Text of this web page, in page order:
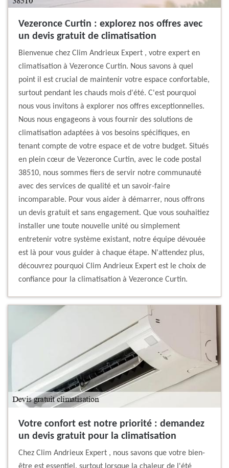
Vezeronce Curtin : explorez nos offres avec
un devis gratuit de climatisation
Bienvenue chez Clim Andrieux Expert , votre expert en
climatisation à Vezeronce Curtin. Nous savons à quel
point il est crucial de maintenir votre espace confortable,
surtout pendant les chauds mois d'été. C'est pourquoi
nous vous invitons à explorer nos offres exceptionnelles.
Nous nous engageons à vous fournir des solutions de
climatisation adaptées à vos besoins spécifiques, en
tenant compte de votre espace et de votre budget. Situés
en plein cœur de Vezeronce Curtin, avec le code postal
38510, nous sommes fiers de servir notre communauté
avec des services de qualité et un savoir-faire
incomparable. Pour vous aider à démarrer, nous offrons
un devis gratuit et sans engagement. Que vous souhaitiez
installer une toute nouvelle unité ou simplement
entretenir votre système existant, notre équipe dévouée
est là pour vous guider à chaque étape. N'attendez plus,
découvrez pourquoi Clim Andrieux Expert est le choix de
confiance pour la climatisation à Vezeronce Curtin.
Votre confort est notre priorité : demandez
un devis gratuit pour la climatisation
Chez Clim Andrieux Expert , nous savons que votre bien-